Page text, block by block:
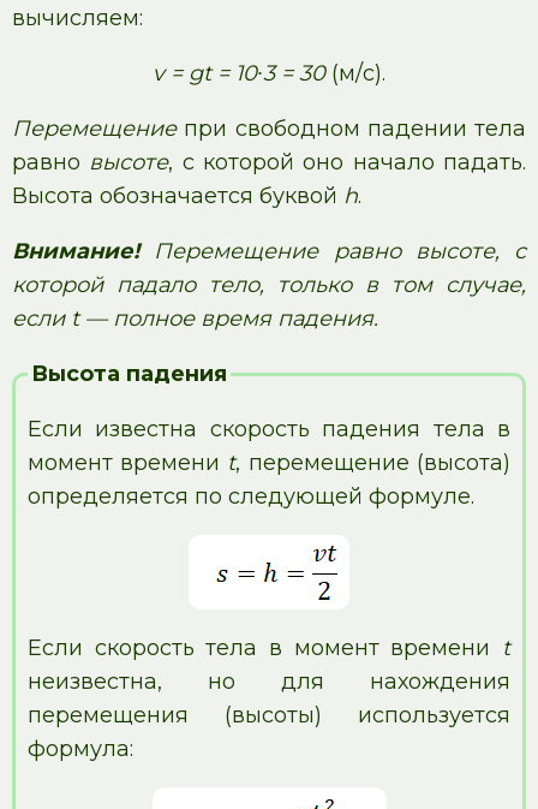
вычисляем:
v = gt = 10∙3 = 30 (м/с).
Перемещение при свободном падении тела
равно высоте, с которой оно начало падать.
Высота обозначается буквой h.
Внимание!Перемещение равно высоте, с
которой падало тело, только в том случае,
если t — полное время падения.
Высота падения
Если известна скорость падения тела в
момент времени t, перемещение (высота)
определяется по следующей формуле.
Если скорость тела в момент времени t
неизвестна, но для нахождения
перемещения (высоты) используется
формула: